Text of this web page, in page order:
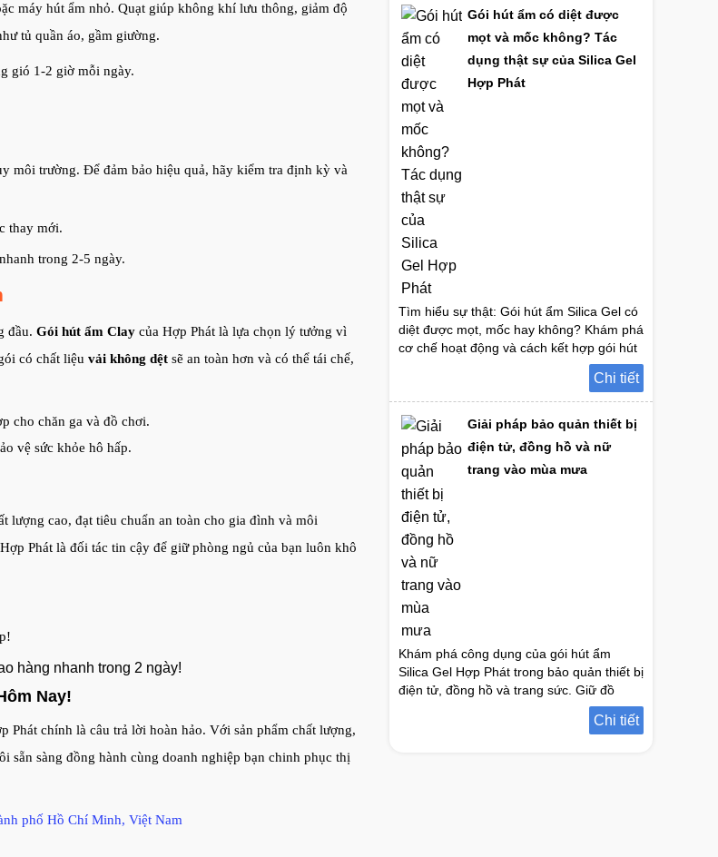
máy hút ẩm nhỏ. Quạt giúp không khí lưu thông, giảm độ
tủ quần áo, gầm giường.
gió 1-2 giờ mỗi ngày.
môi trường. Để đảm bảo hiệu quả, hãy kiểm tra định kỳ và
thay mới.
trong 2-5 ngày.
đầu. Gói hút ẩm Clay của Hợp Phát là lựa chọn lý tưởng vì
có chất liệu vải không dệt sẽ an toàn hơn và có thể tái chế,
cho chăn ga và đồ chơi.
vệ sức khỏe hô hấp.
lượng cao, đạt tiêu chuẩn an toàn cho gia đình và môi
Phát là đối tác tin cậy để giữ phòng ngủ của bạn luôn khô
hàng nhanh trong 2 ngày!
Nay!
Phát chính là câu trả lời hoàn hảo. Với sản phẩm chất lượng,
sẵn sàng đồng hành cùng doanh nghiệp bạn chinh phục thị
phố Hồ Chí Minh, Việt Nam
Gói hút ẩm có diệt được
mọt và mốc không? Tác
dụng thật sự của Silica Gel
Hợp Phát
Tìm hiểu sự thật: Gói hút ẩm Silica Gel có
diệt được mọt, mốc hay không? Khám phá
cơ chế hoạt động và cách kết hợp gói hút
oxy để bảo quản hàng hóa hiệu quả nhất.
Chi tiết
Giải pháp bảo quản thiết bị
điện tử, đồng hồ và nữ
trang vào mùa mưa
Khám phá công dụng của gói hút ẩm
Silica Gel Hợp Phát trong bảo quản thiết bị
điện tử, đồng hồ và trang sức. Giữ đồ
dùng khô ráo, chống ẩm mốc hiệu quả
Chi tiết